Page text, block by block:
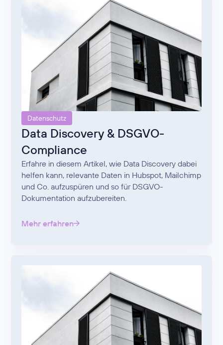
Datenschutz
Data Discovery & DSGVO-
Compliance
Erfahre in diesem Artikel, wie Data Discovery dabei
helfen kann, relevante Daten in Hubspot, Mailchimp
und Co. aufzuspüren und so für DSGVO-
Dokumentation aufzubereiten.
Mehr erfahren